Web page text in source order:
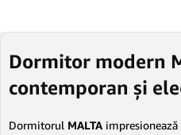
Dormitor modern
contemporan și
Dormitorul MALTA